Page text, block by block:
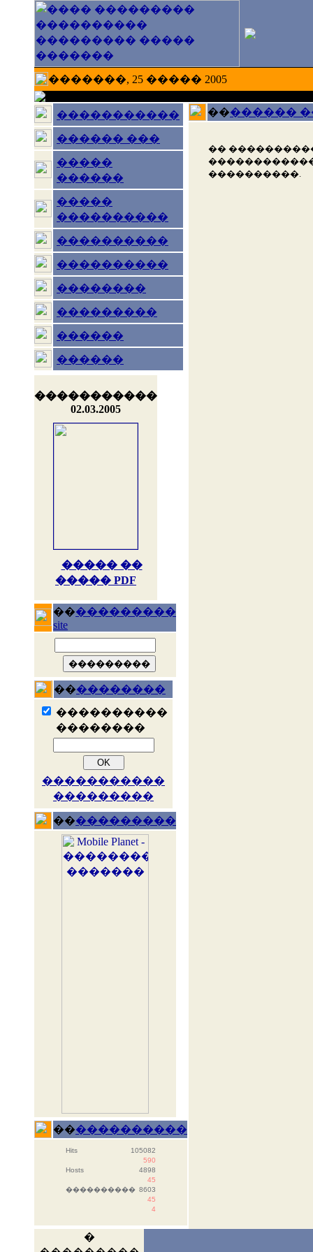
�������, 25 ����� 2005
�����������
������ ���
�����
������
�����
����������
����������
����������
��������
���������
������
������
�����������
02.03.2005
����� ��
����� PDF
�����������
site
����������
����������
��������
�����������
���������
�����������
������������
Hits
105082
590
Hosts
4898
45
���������� 8603
45
4
��������
��
����������.
�